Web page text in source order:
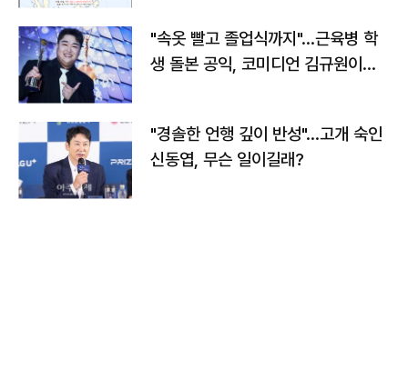
"속옷 빨고 졸업식까지"…근육병 학
생 돌본 공익, 코미디언 김규원이었
"경솔한 언행 깊이 반성"…고개 숙인
신동엽, 무슨 일이길래?